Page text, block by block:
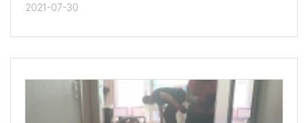
2021-07-30